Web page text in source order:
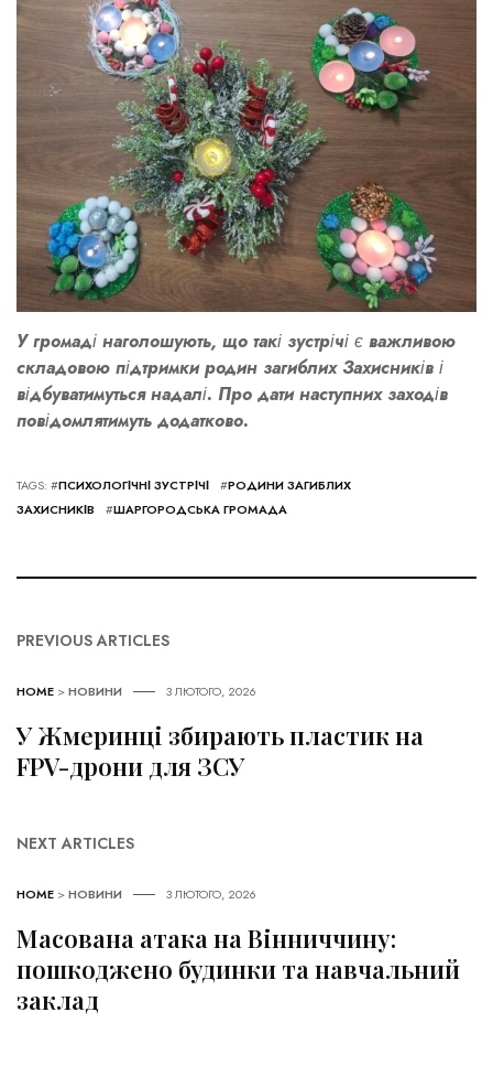
У громаді наголошують, що такі зустрічі є важливою
складовою підтримки родин загиблих Захисників і
відбуватимуться надалі. Про дати наступних заходів
повідомлятимуть додатково.
TAGS: #ПСИХОЛОГІЧНІ ЗУСТРІЧІ #РОДИНИ ЗАГИБЛИХ
ЗАХИСНИКІВ
#ШАРГОРОДСЬКА ГРОМАДА
PREVIOUS ARTICLES
HOME >НОВИНИ 3 ЛЮТОГО, 2026
У Жмеринці збирають пластик на
FPV-дрони для ЗСУ
NEXT ARTICLES
HOME >НОВИНИ 3 ЛЮТОГО, 2026
Масована атака на Вінниччину:
пошкоджено будинки та навчальний
заклад